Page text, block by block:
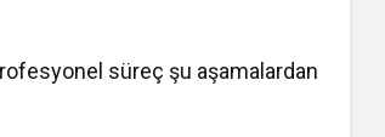
süreç şu aşamalardan